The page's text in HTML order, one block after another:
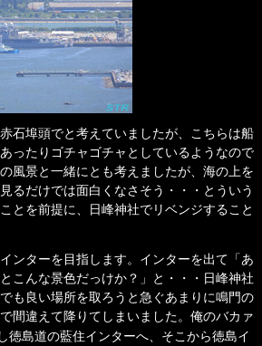
石埠頭でと考えていましたが、こちらは船
ったりゴチャゴチャとしているようなので
風景と一緒にとも考えましたが、海の上を
るだけでは面白くなさそう・・・とういう
とを前提に、日峰神社でリベンジすること
ンターを目指します。インターを出て「あ
こんな景色だっけか？」と・・・日峰神社
も良い場所を取ろうと急ぐあまりに鳴門の
間違えて降りてしまいました。俺のバカァ
徳島道の藍住インターへ、そこから徳島イ